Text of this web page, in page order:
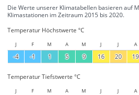
Die Werte unserer Klimatabellen basieren auf
Klimastationen im Zeitraum 2015 bis 2020.
Temperatur Höchstwerte °C
J F M A M J J A
-4 -1 1 5 9 16 20 19
Temperatur Tiefstwerte °C
J F M A M J J A